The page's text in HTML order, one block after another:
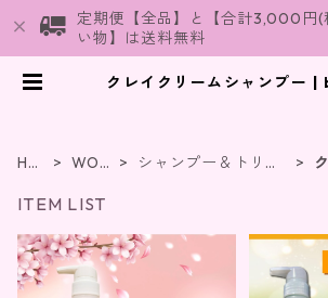
定期便【全品】と【合計3,000円(
い物】は送料無料
クレイクリームシャンプー
HO
WOM
シャンプー＆トリー
ITEM LIST